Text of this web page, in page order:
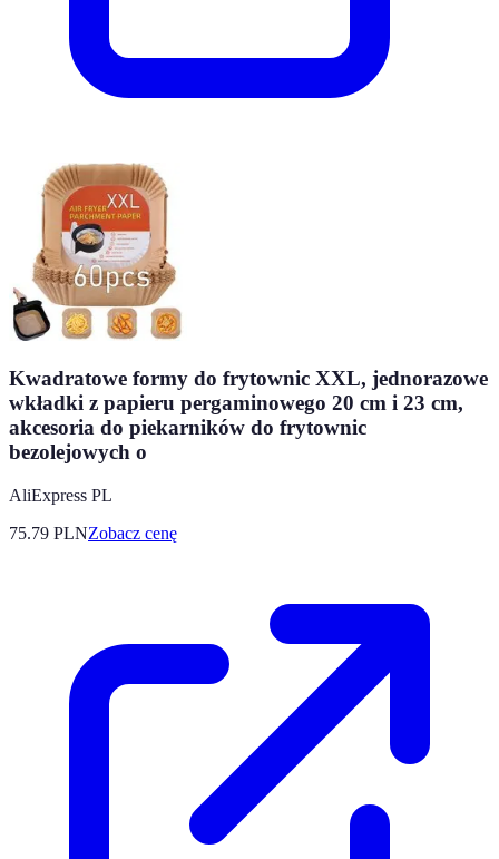
Kwadratowe formy do frytownic XXL, jednorazowe
wkładki z papieru pergaminowego 20 cm i 23 cm,
akcesoria do piekarników do frytownic
bezolejowych o
AliExpress PL
75.79 PLNZobacz cenę